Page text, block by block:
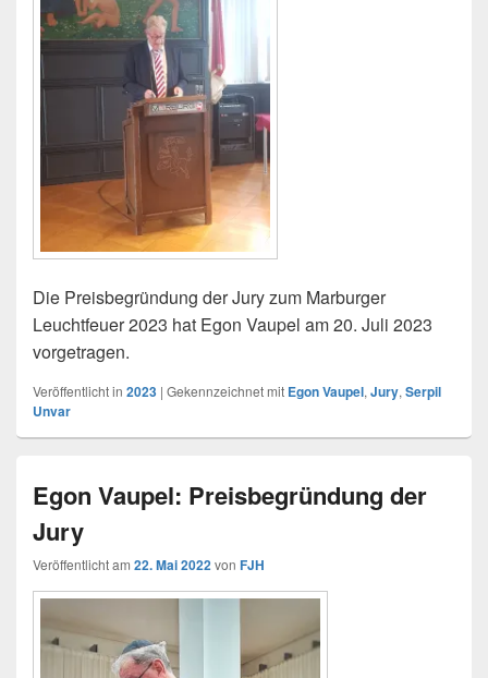
Die Preisbegründung der Jury zum Marburger
Leuchtfeuer 2023 hat Egon Vaupel am 20. Juli 2023
vorgetragen.
Veröffentlicht in 2023 | Gekennzeichnet mit Egon Vaupel, Jury, Serpil
Unvar
Egon Vaupel: Preisbegründung der
Jury
Veröffentlicht am 22. Mai 2022von FJH